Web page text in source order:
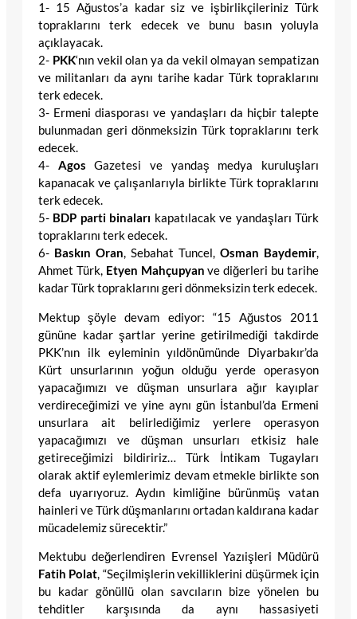
1- 15 Ağustos’a kadar siz ve işbirlikçileriniz Türk
topraklarını terk edecek ve bunu basın yoluyla
açıklayacak.
2- PKK‘nın vekil olan ya da vekil olmayan sempatizan
ve militanları da aynı tarihe kadar Türk topraklarını
terk edecek.
3- Ermeni diasporası ve yandaşları da hiçbir talepte
bulunmadan geri dönmeksizin Türk topraklarını terk
edecek.
4- Agos Gazetesi ve yandaş medya kuruluşları
kapanacak ve çalışanlarıyla birlikte Türk topraklarını
terk edecek.
5- BDP parti binaları kapatılacak ve yandaşları Türk
topraklarını terk edecek.
6- Baskın Oran, Sebahat Tuncel, Osman Baydemir,
Ahmet Türk, Etyen Mahçupyan ve diğerleri bu tarihe
kadar Türk topraklarını geri dönmeksizin terk edecek.
Mektup şöyle devam ediyor: “15 Ağustos 2011
gününe kadar şartlar yerine getirilmediği takdirde
PKK’nın ilk eyleminin yıldönümünde Diyarbakır’da
Kürt unsurlarının yoğun olduğu yerde operasyon
yapacağımızı ve düşman unsurlara ağır kayıplar
verdireceğimizi ve yine aynı gün İstanbul’da Ermeni
unsurlara ait belirlediğimiz yerlere operasyon
yapacağımızı ve düşman unsurları etkisiz hale
getireceğimizi bildiririz… Türk İntikam Tugayları
olarak aktif eylemlerimiz devam etmekle birlikte son
defa uyarıyoruz. Aydın kimliğine bürünmüş vatan
hainleri ve Türk düşmanlarını ortadan kaldırana kadar
mücadelemiz sürecektir.”
Mektubu değerlendiren Evrensel Yazıişleri Müdürü
Fatih Polat, “Seçilmişlerin vekilliklerini düşürmek için
bu kadar gönüllü olan savcıların bize yönelen bu
tehditler karşısında da aynı hassasiyeti